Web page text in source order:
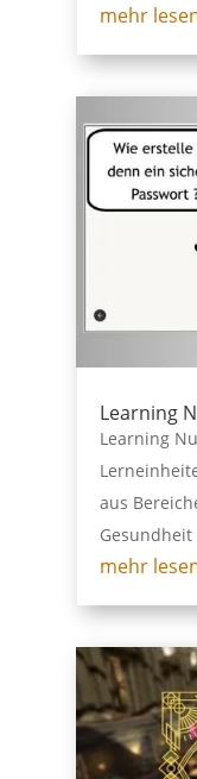
mehr
Learning
Learning
aus
mehr